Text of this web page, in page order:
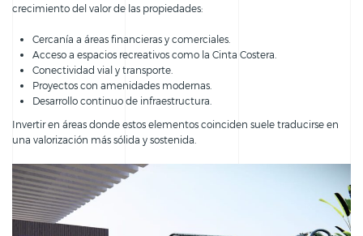
crecimiento del valor de las propiedades:
Cercanía a áreas financieras y comerciales.
Acceso a espacios recreativos como la Cinta Costera.
Conectividad vial y transporte.
Proyectos con amenidades modernas.
Desarrollo continuo de infraestructura.
Invertir en áreas donde estos elementos coinciden suele traducirse en
una valorización más sólida y sostenida.